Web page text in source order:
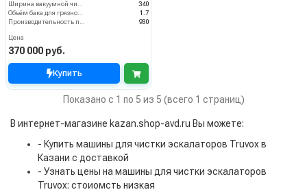
Ширина вакуумной чистки (мм)
340
Объём бака для грязной воды (пыли) (л)
1.7
Производительность по площади (м2/ч)
930
Цена
370 000 руб.
Купить
Показано с 1 по 5 из 5 (всего 1 страниц)
В интернет-магазине kazan.shop-avd.ru Вы можете:
- Купить машины для чистки эскалаторов Truvox в
Казани с доставкой
- Узнать цены на машины для чистки эскалаторов
Truvox: стоиомсть низкая